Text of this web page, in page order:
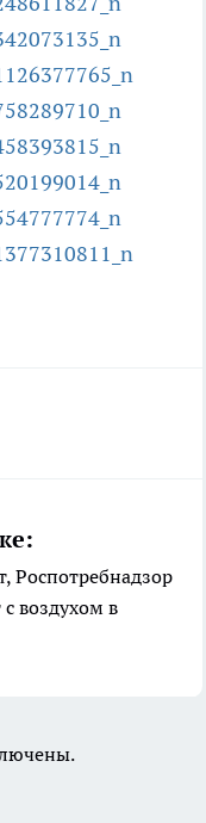
Роспотребнадзор
воздухом в